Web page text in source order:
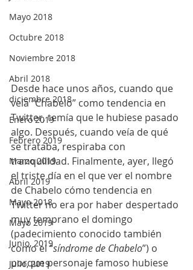
Mayo 2018
Octubre 2018
Noviembre 2018
Abril 2018
diciembre 2018
Enero 2019
Febrero 2019
Marzo 2019
Abril 2019
Mayo 2018
Mayo 2019
Junio, 2019
Julio, 2019
Desde hace unos años, cuando que
veía “Chabelo” como tendencia en
Twitter, temía que le hubiese pasado
algo. Después, cuando veía de qué
se trataba, respiraba con
tranquilidad. Finalmente, ayer, llegó
el triste día en el que ver el nombre
de Chabelo cómo tendencia en
Twitter no era por haber despertado
muy temprano el domingo
(padecimiento conocido también
como el “síndrome de Chabelo”) o
porque personaje famoso hubiese